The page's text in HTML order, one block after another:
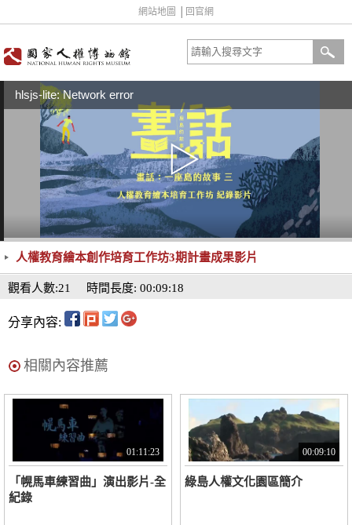
網站地圖 回官網
hlsjs-lite: Network error
人權教育繪本創作培育工作坊3期計畫成果影片
時間長度: 00:09:18
觀看人數:21
分享內容:
相關內容推薦
01:11:23
「幌馬車練習曲」演出影片-全
紀錄
00:09:10
綠島人權文化園區簡介